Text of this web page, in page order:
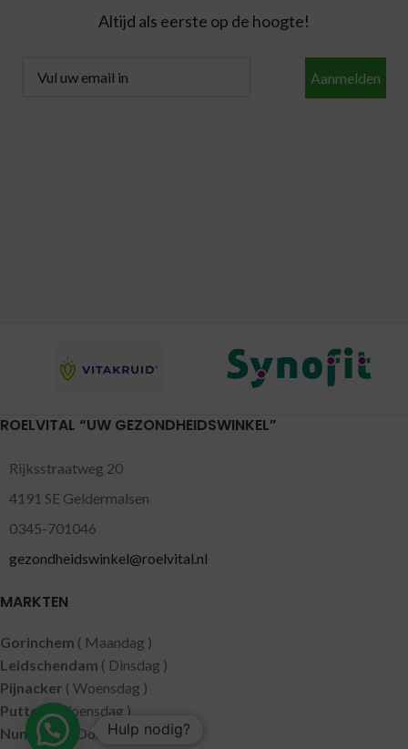
Altijd als eerste op de hoogte!
Aanmelden
ROELVITAL “UW GEZONDHEIDSWINKEL”
Rijksstraatweg 20
4191 SE Geldermalsen
0345-701046
gezondheidswinkel@roelvital.nl
MARKTEN
Gorinchem ( Maandag )
Leidschendam ( Dinsdag )
Pijnacker ( Woensdag )
Putten ( Woensdag )
Nunspeet( Donderdag )
Hulp nodig?